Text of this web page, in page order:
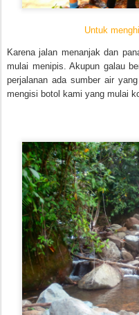
Untuk
Karena jalan menanjak dan
mulai menipis. Akupun galau
perjalanan ada sumber air
mengisi botol kami yang mulai